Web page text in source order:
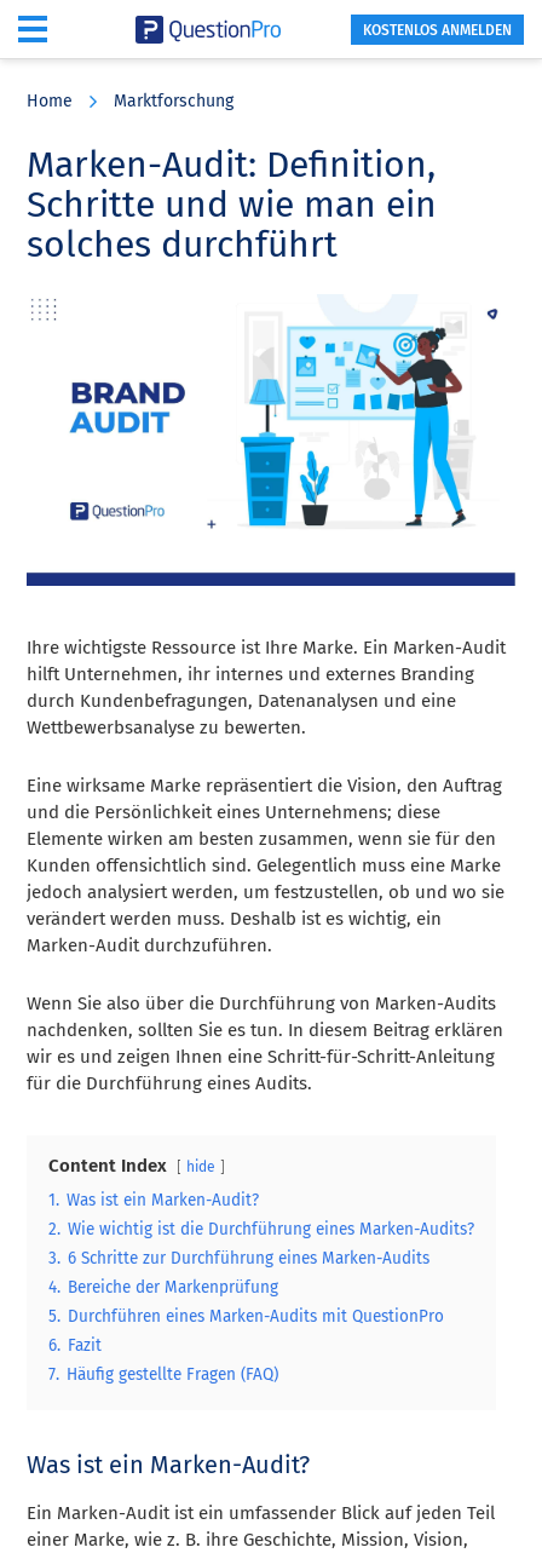
content
sidebar
KOSTENLOS ANMELDEN
Home Marktforschung
Marken-Audit: Definition,
Schritte und wie man ein
solches durchführt
Ihre wichtigste Ressource ist Ihre Marke. Ein Marken-Audit
hilft Unternehmen, ihr internes und externes Branding
durch Kundenbefragungen, Datenanalysen und eine
Wettbewerbsanalyse zu bewerten.
Eine wirksame Marke repräsentiert die Vision, den Auftrag
und die Persönlichkeit eines Unternehmens; diese
Elemente wirken am besten zusammen, wenn sie für den
Kunden offensichtlich sind. Gelegentlich muss eine Marke
jedoch analysiert werden, um festzustellen, ob und wo sie
verändert werden muss. Deshalb ist es wichtig, ein
Marken-Audit durchzuführen.
Wenn Sie also über die Durchführung von Marken-Audits
nachdenken, sollten Sie es tun. In diesem Beitrag erklären
wir es und zeigen Ihnen eine Schritt-für-Schritt-Anleitung
für die Durchführung eines Audits.
Content Index hide
1. Was ist ein Marken-Audit?
2. Wie wichtig ist die Durchführung eines Marken-Audits?
3. 6 Schritte zur Durchführung eines Marken-Audits
4. Bereiche der Markenprüfung
5. Durchführen eines Marken-Audits mit QuestionPro
6. Fazit
7. Häufig gestellte Fragen (FAQ)
Was ist ein Marken-Audit?
Ein Marken-Audit ist ein umfassender Blick auf jeden Teil
einer Marke, wie z. B. ihre Geschichte, Mission, Vision,